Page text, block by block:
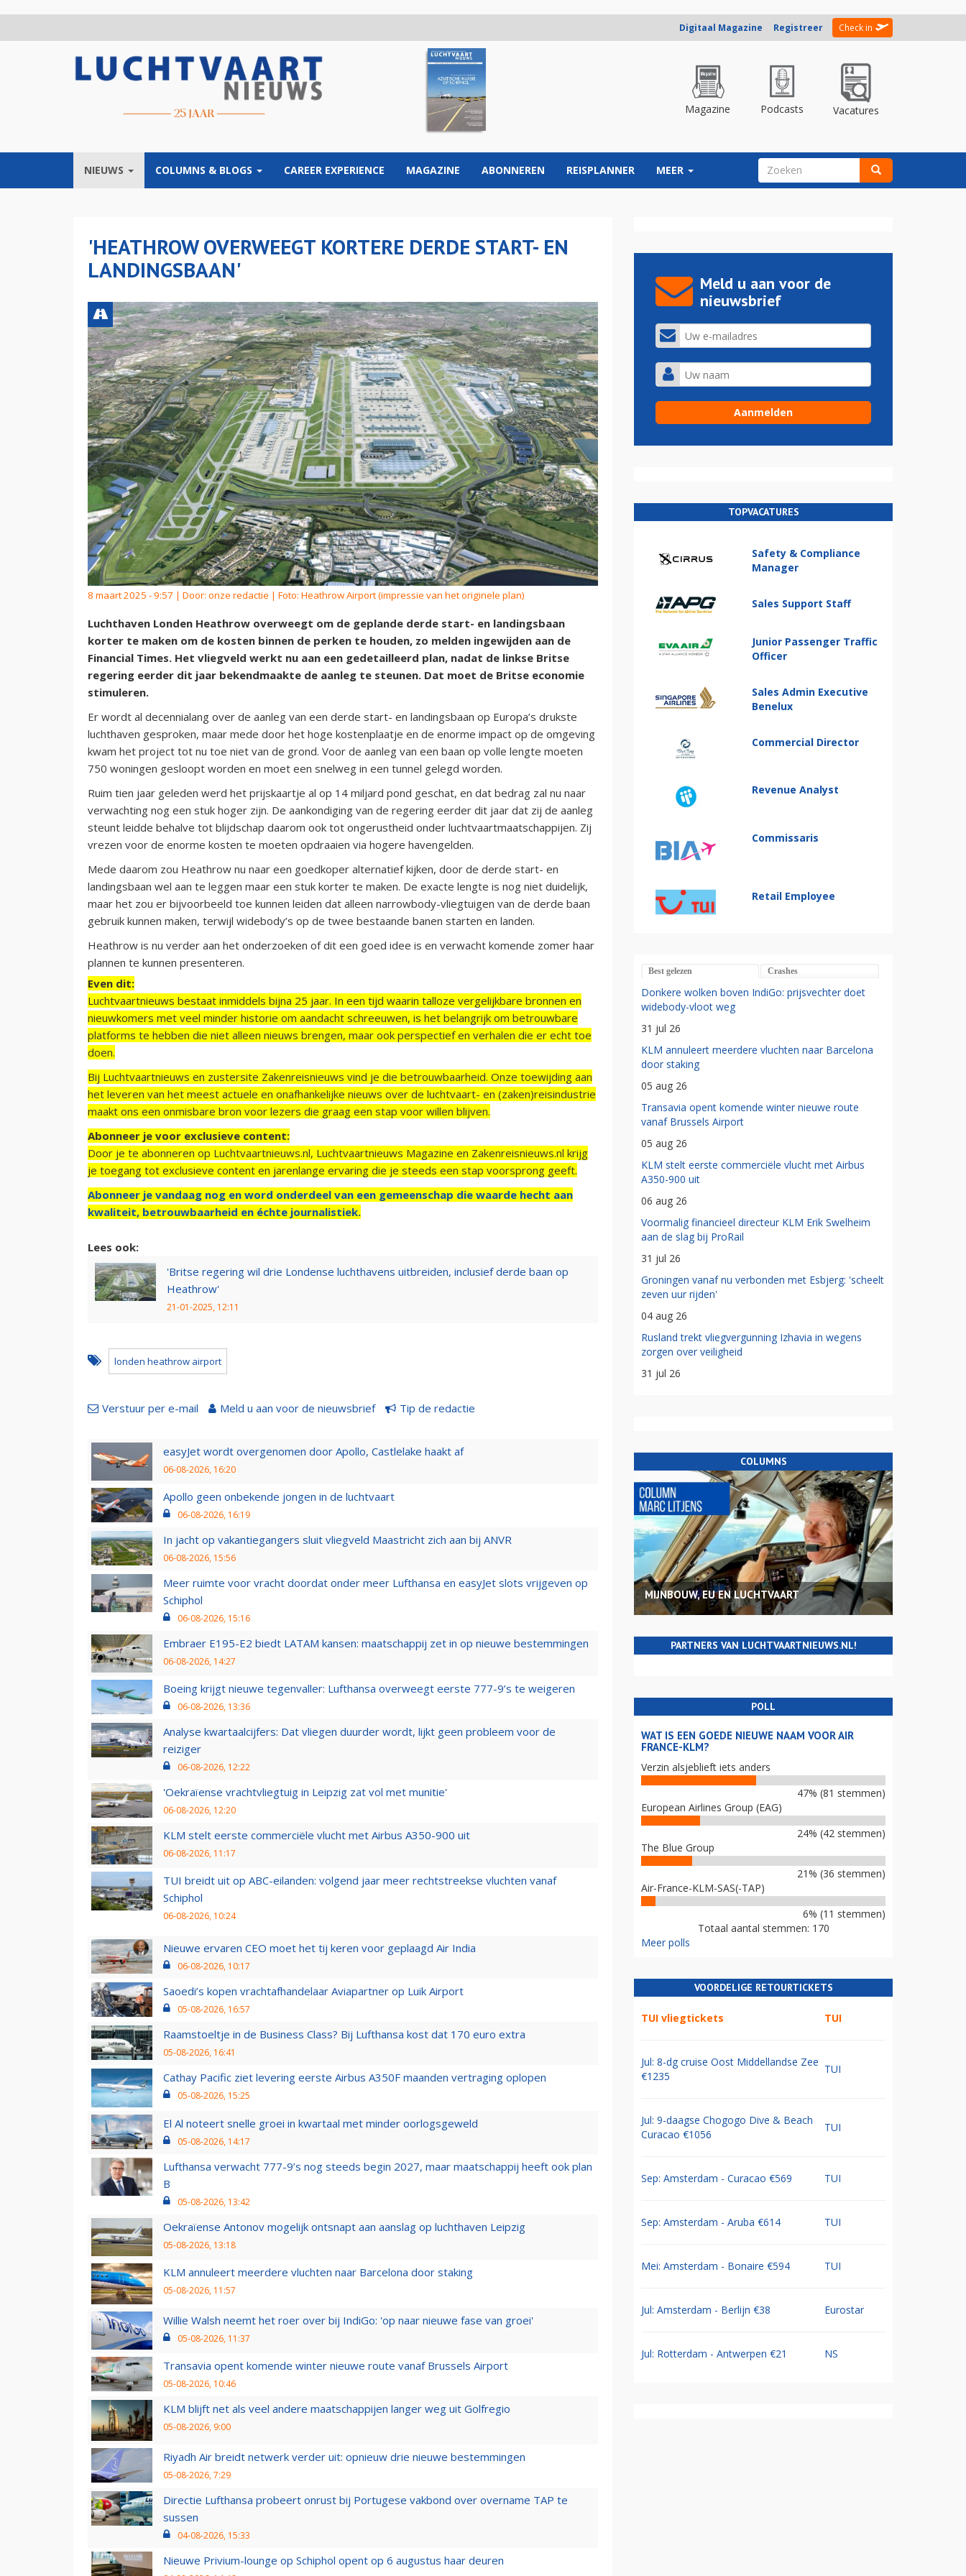
Digitaal Magazine Registreer Check in
Magazine Podcasts Vacatures
NIEUWS COLUMNS & BLOGS CAREER EXPERIENCE MAGAZINE ABONNEREN REISPLANNER MEER ZOEKVELD
'HEATHROW OVERWEEGT KORTERE DERDE START- EN
LANDINGSBAAN'
8 maart 2025 - 9:57 | Door: onze redactie | Foto: Heathrow Airport (impressie van het originele plan)
Luchthaven Londen Heathrow overweegt om de geplande derde start- en landingsbaan
korter te maken om de kosten binnen de perken te houden, zo melden ingewijden aan de
Financial Times. Het vliegveld werkt nu aan een gedetailleerd plan, nadat de linkse Britse
regering eerder dit jaar bekendmaakte de aanleg te steunen. Dat moet de Britse economie
stimuleren.
Er wordt al decennialang over de aanleg van een derde start- en landingsbaan op Europa’s drukste
luchthaven gesproken, maar mede door het hoge kostenplaatje en de enorme impact op de omgeving
kwam het project tot nu toe niet van de grond. Voor de aanleg van een baan op volle lengte moeten
750 woningen gesloopt worden en moet een snelweg in een tunnel gelegd worden.
Ruim tien jaar geleden werd het prijskaartje al op 14 miljard pond geschat, en dat bedrag zal nu naar
verwachting nog een stuk hoger zijn. De aankondiging van de regering eerder dit jaar dat zij de aanleg
steunt leidde behalve tot blijdschap daarom ook tot ongerustheid onder luchtvaartmaatschappijen. Zij
vrezen voor de enorme kosten te moeten opdraaien via hogere havengelden.
Mede daarom zou Heathrow nu naar een goedkoper alternatief kijken, door de derde start- en
landingsbaan wel aan te leggen maar een stuk korter te maken. De exacte lengte is nog niet duidelijk,
maar het zou er bijvoorbeeld toe kunnen leiden dat alleen narrowbody-vliegtuigen van de derde baan
gebruik kunnen maken, terwijl widebody’s op de twee bestaande banen starten en landen.
Heathrow is nu verder aan het onderzoeken of dit een goed idee is en verwacht komende zomer haar
plannen te kunnen presenteren.
Even dit:
Luchtvaartnieuws bestaat inmiddels bijna 25 jaar. In een tijd waarin talloze vergelijkbare bronnen en
nieuwkomers met veel minder historie om aandacht schreeuwen, is het belangrijk om betrouwbare
platforms te hebben die niet alleen nieuws brengen, maar ook perspectief en verhalen die er echt toe
doen.
Bij Luchtvaartnieuws en zustersite Zakenreisnieuws vind je die betrouwbaarheid. Onze toewijding aan
het leveren van het meest actuele en onafhankelijke nieuws over de luchtvaart- en (zaken)reisindustrie
maakt ons een onmisbare bron voor lezers die graag een stap voor willen blijven.
Abonneer je voor exclusieve content:
Door je te abonneren op Luchtvaartnieuws.nl, Luchtvaartnieuws Magazine en Zakenreisnieuws.nl krijg
je toegang tot exclusieve content en jarenlange ervaring die je steeds een stap voorsprong geeft.
Abonneer je vandaag nog en word onderdeel van een gemeenschap die waarde hecht aan
kwaliteit, betrouwbaarheid en échte journalistiek.
Lees ook:
'Britse regering wil drie Londense luchthavens uitbreiden, inclusief derde baan op
Heathrow'
21-01-2025, 12:11
londen heathrow airport
Verstuur per e-mail Meld u aan voor de nieuwsbrief Tip de redactie
easyJet wordt overgenomen door Apollo, Castlelake haakt af
06-08-2026, 16:20
Apollo geen onbekende jongen in de luchtvaart
06-08-2026, 16:19
In jacht op vakantiegangers sluit vliegveld Maastricht zich aan bij ANVR
06-08-2026, 15:56
Meer ruimte voor vracht doordat onder meer Lufthansa en easyJet slots vrijgeven op
Schiphol
06-08-2026, 15:16
Embraer E195-E2 biedt LATAM kansen: maatschappij zet in op nieuwe bestemmingen
06-08-2026, 14:27
Boeing krijgt nieuwe tegenvaller: Lufthansa overweegt eerste 777-9’s te weigeren
06-08-2026, 13:36
Analyse kwartaalcijfers: Dat vliegen duurder wordt, lijkt geen probleem voor de
reiziger
06-08-2026, 12:22
'Oekraïense vrachtvliegtuig in Leipzig zat vol met munitie'
06-08-2026, 12:20
KLM stelt eerste commerciële vlucht met Airbus A350-900 uit
06-08-2026, 11:17
TUI breidt uit op ABC-eilanden: volgend jaar meer rechtstreekse vluchten vanaf
Schiphol
06-08-2026, 10:24
Nieuwe ervaren CEO moet het tij keren voor geplaagd Air India
06-08-2026, 10:17
Saoedi’s kopen vrachtafhandelaar Aviapartner op Luik Airport
05-08-2026, 16:57
Raamstoeltje in de Business Class? Bij Lufthansa kost dat 170 euro extra
05-08-2026, 16:41
Cathay Pacific ziet levering eerste Airbus A350F maanden vertraging oplopen
05-08-2026, 15:25
El Al noteert snelle groei in kwartaal met minder oorlogsgeweld
05-08-2026, 14:17
Lufthansa verwacht 777-9’s nog steeds begin 2027, maar maatschappij heeft ook plan
B
05-08-2026, 13:42
Oekraïense Antonov mogelijk ontsnapt aan aanslag op luchthaven Leipzig
05-08-2026, 13:18
KLM annuleert meerdere vluchten naar Barcelona door staking
05-08-2026, 11:57
Willie Walsh neemt het roer over bij IndiGo: 'op naar nieuwe fase van groei'
05-08-2026, 11:37
Transavia opent komende winter nieuwe route vanaf Brussels Airport
05-08-2026, 10:46
KLM blijft net als veel andere maatschappijen langer weg uit Golfregio
05-08-2026, 9:00
Riyadh Air breidt netwerk verder uit: opnieuw drie nieuwe bestemmingen
05-08-2026, 7:29
Directie Lufthansa probeert onrust bij Portugese vakbond over overname TAP te
sussen
04-08-2026, 15:33
Nieuwe Privium-lounge op Schiphol opent op 6 augustus haar deuren
Meld u aan voor de
nieuwsbrief
TOPVACATURES
Safety & Compliance
Manager
Sales Support Staff
Junior Passenger Traffic
Officer
Sales Admin Executive
Benelux
Commercial Director
Revenue Analyst
Commissaris
Retail Employee
Best gelezen Crashes
Donkere wolken boven IndiGo: prijsvechter doet
widebody-vloot weg
31 jul 26
KLM annuleert meerdere vluchten naar Barcelona
door staking
05 aug 26
Transavia opent komende winter nieuwe route
vanaf Brussels Airport
05 aug 26
KLM stelt eerste commerciële vlucht met Airbus
A350-900 uit
06 aug 26
Voormalig financieel directeur KLM Erik Swelheim
aan de slag bij ProRail
31 jul 26
Groningen vanaf nu verbonden met Esbjerg: 'scheelt
zeven uur rijden'
04 aug 26
Rusland trekt vliegvergunning Izhavia in wegens
zorgen over veiligheid
31 jul 26
COLUMNS
MIJNBOUW, EU EN LUCHTVAART
PARTNERS VAN LUCHTVAARTNIEUWS.NL!
POLL
WAT IS EEN GOEDE NIEUWE NAAM VOOR AIR
FRANCE-KLM?
Verzin alsjeblieft iets anders
47% (81 stemmen)
European Airlines Group (EAG)
24% (42 stemmen)
The Blue Group
21% (36 stemmen)
Air-France-KLM-SAS(-TAP)
6% (11 stemmen)
Totaal aantal stemmen: 170
Meer polls
VOORDELIGE RETOURTICKETS
TUI vliegtickets TUI
Jul: 8-dg cruise Oost Middellandse Zee
€1235
TUI
Jul: 9-daagse Chogogo Dive & Beach
Curacao €1056
TUI
Sep: Amsterdam - Curacao €569 TUI
Sep: Amsterdam - Aruba €614 TUI
Mei: Amsterdam - Bonaire €594 TUI
Jul: Amsterdam - Berlijn €38 Eurostar
Jul: Rotterdam - Antwerpen €21 NS